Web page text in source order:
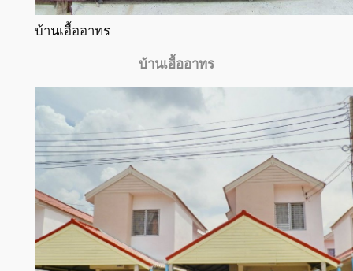
บ้านเอื้ออาทร
บ้านเอื้ออาทร